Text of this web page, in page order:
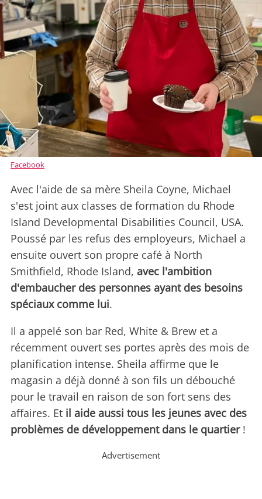
Facebook
Avec l'aide de sa mère Sheila Coyne, Michael
s'est joint aux classes de formation du Rhode
Island Developmental Disabilities Council, USA.
Poussé par les refus des employeurs, Michael a
ensuite ouvert son propre café à North
Smithfield, Rhode Island, avec l'ambition
d'embaucher des personnes ayant des besoins
spéciaux comme lui.
Il a appelé son bar Red, White & Brew et a
récemment ouvert ses portes après des mois de
planification intense. Sheila affirme que le
magasin a déjà donné à son fils un débouché
pour le travail en raison de son fort sens des
affaires. Et il aide aussi tous les jeunes avec des
problèmes de développement dans le quartier!
Advertisement